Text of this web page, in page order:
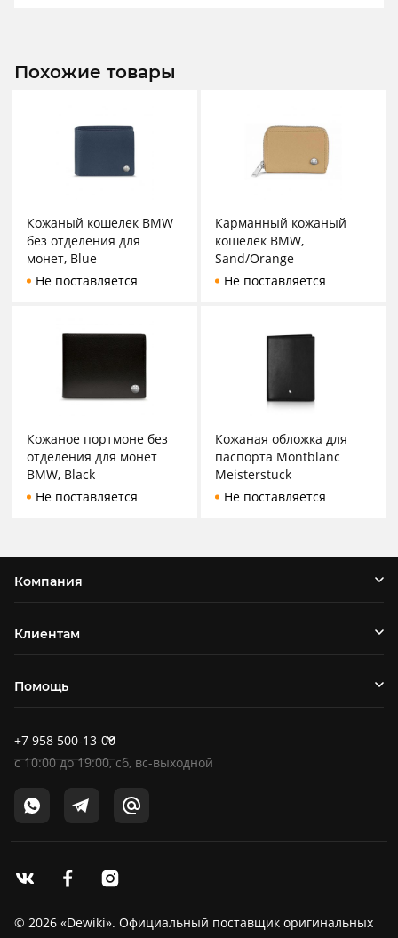
Похожие товары
Кожаный кошелек BMW
без отделения для
монет, Blue
Не поставляется
Карманный кожаный
кошелек BMW,
Sand/Orange
Не поставляется
Кожаное портмоне без
отделения для монет
BMW, Black
Не поставляется
Кожаная обложка для
паспорта Montblanc
Meisterstuck
Не поставляется
Компания
Клиентам
Помощь
+7 958 500-13-00
c10:00до19:00, сб, вс-выходной
© 2026 «Dewiki». Официальный поставщик оригинальных